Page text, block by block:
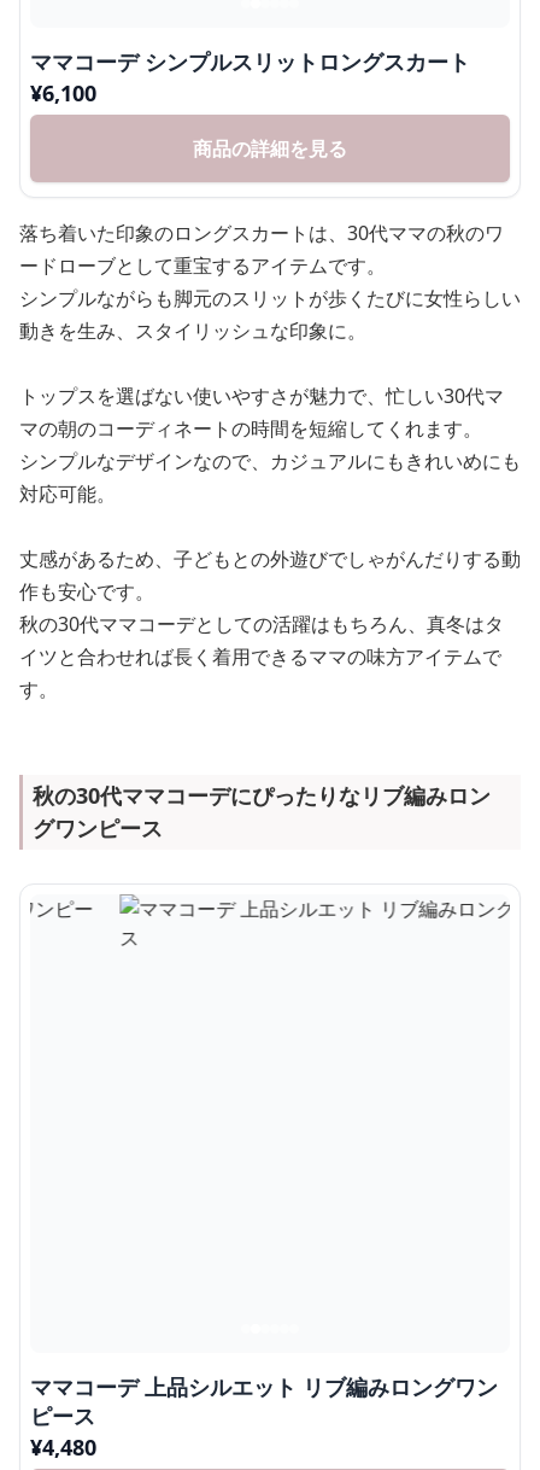
ママコーデ シンプルスリットロングスカート
¥6,100
商品の詳細を見る
落ち着いた印象のロングスカートは、30代ママの秋のワ
ードローブとして重宝するアイテムです。
シンプルながらも脚元のスリットが歩くたびに女性らしい
動きを生み、スタイリッシュな印象に。
トップスを選ばない使いやすさが魅力で、忙しい30代マ
マの朝のコーディネートの時間を短縮してくれます。
シンプルなデザインなので、カジュアルにもきれいめにも
対応可能。
丈感があるため、子どもとの外遊びでしゃがんだりする動
作も安心です。
秋の30代ママコーデとしての活躍はもちろん、真冬はタ
イツと合わせれば長く着用できるママの味方アイテムで
す。
秋の30代ママコーデにぴったりなリブ編みロン
グワンピース
ママコーデ 上品シルエット リブ編みロングワン
ピース
¥4,480